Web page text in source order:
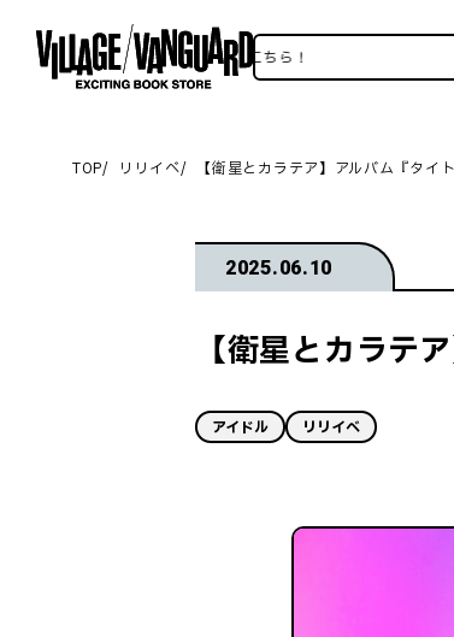
ィレヴァンSNSいろいろはこちら！
TOP リリイベ 【衛星とカラテア】アルバム『タイ
2025.06.10
【衛星とカラテ
アイドル リリイベ